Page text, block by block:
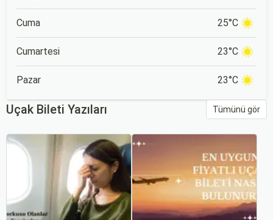
Cuma 25°C
Cumartesi 23°C
Pazar 23°C
Uçak Bileti Yazıları Tümünü gör